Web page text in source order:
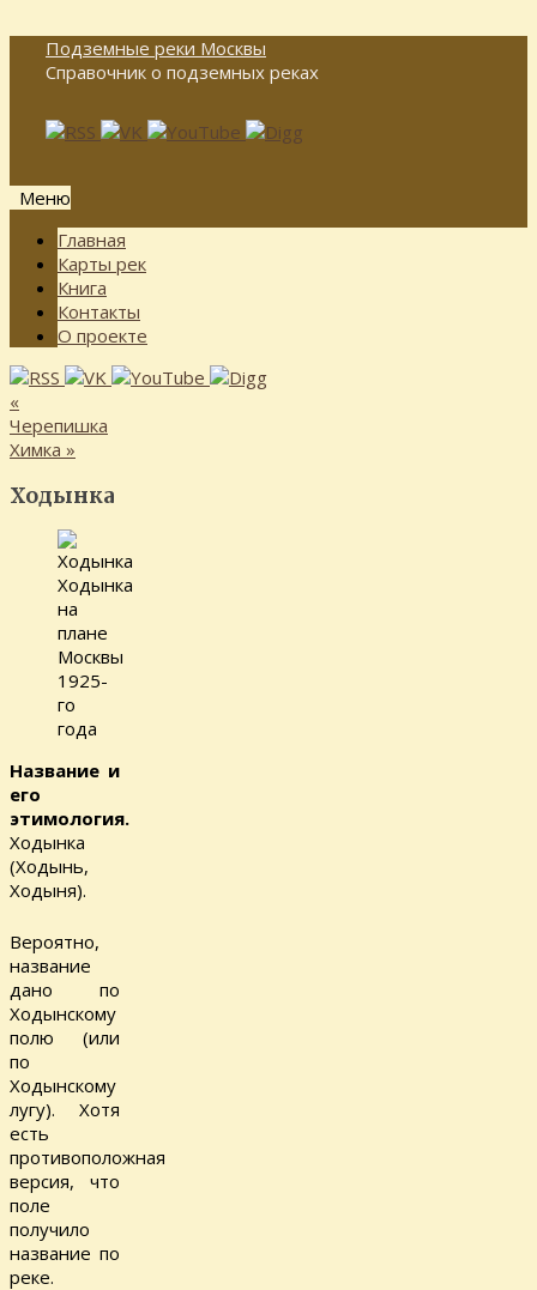
Подземные реки Москвы
Справочник о подземных реках
Меню
Перейти
содержимому
Главная
Карты рек
Книга
Контакты
О проекте
«
Черепишка
Химка »
Ходынка
Ходынка
на
плане
Москвы
1925-
го
года
Название и
его
этимология.
Ходынка
(Ходынь,
Ходыня).
Вероятно,
название
дано по
Ходынскому
полю (или
по
Ходынскому
лугу). Хотя
есть
противоположная
версия, что
поле
получило
название по
реке.